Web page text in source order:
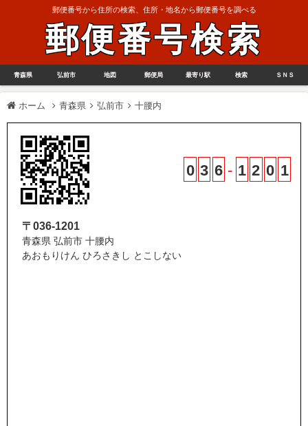
郵便番号から住所の検索、住所・地名から郵便番号を調べる
郵便番号検索
青森県 弘前市 地図 郵便局 最寄り駅 検索 ＳＮＳ
ホーム 青森県 弘前市 十腰内
0 3 6 - 1 2 0 1
〒036-1201
青森県 弘前市 十腰内
あおもりけん ひろさきし とこしない